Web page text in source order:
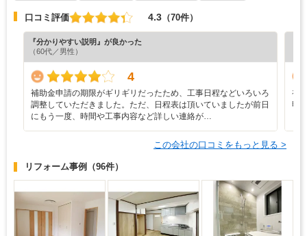
口コミ評価 4.3 （70件）
『分かりやすい説明』が良かった
（60代／男性）
4
補助金申請の期限がギリギリだったため、工事日程などいろいろ
調整していただきました。ただ、日程表は頂いていましたが前日
にもう一度、時間や工事内容など詳しい連絡が…
初
明
この会社の口コミをもっと見る >
リフォーム事例 （96件）